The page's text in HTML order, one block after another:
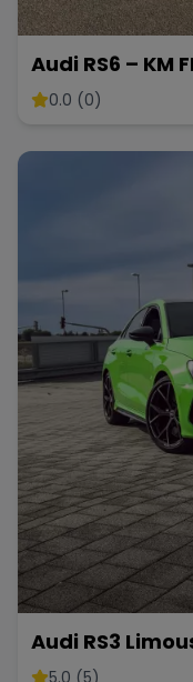
Audi RS6 – KM
Kombi
0.0 (0)
Audi RS3
km frei möglich